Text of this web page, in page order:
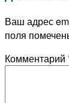
Ваш адрес
поля
Комментарий